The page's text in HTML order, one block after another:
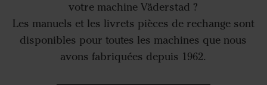
votre machine Väderstad ?
Les manuels et les livrets pièces de rechange sont
disponibles pour toutes les machines que nous
avons fabriquées depuis 1962.